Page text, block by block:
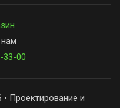
33-00
Проектирование и